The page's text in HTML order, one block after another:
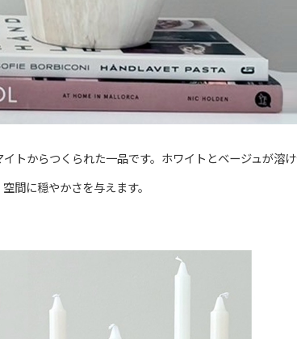
トからつくられた一品です。ホワイトとベージュが溶
間に穏やかさを与えます。